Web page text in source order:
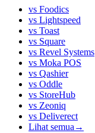
vs Foodics
vs Lightspeed
vs Toast
vs Square
vs Revel Systems
vs Moka POS
vs Qashier
vs Oddle
vs StoreHub
vs Zeoniq
vs Deliverect
Lihat semua →